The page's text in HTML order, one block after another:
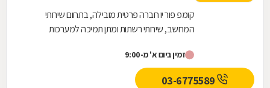
קומפ פור יו חברה פרטית מובילה, בתחום שירותי
המחשב, שירותי רשתות ומתן תמיכה למערכות
זמין ביום א' מ-9:00
03-6775589